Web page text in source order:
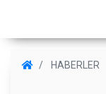
HABERLER